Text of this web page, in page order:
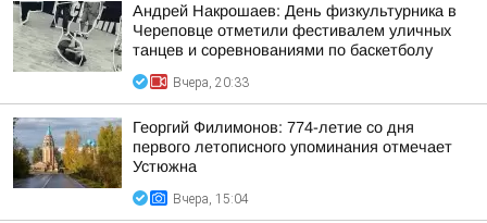
Андрей Накрошаев: День физкультурника в
Череповце отметили фестивалем уличных
танцев и соревнованиями по баскетболу
Вчера, 20:33
Георгий Филимонов: 774-летие со дня
первого летописного упоминания отмечает
Устюжна
Вчера, 15:04